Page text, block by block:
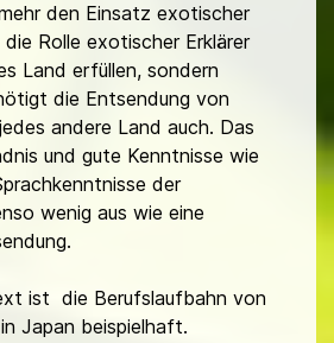
den Einsatz exotischer
Rolle exotischer Erklärer
Land erfüllen, sondern
die Entsendung von
andere Land auch. Das
und gute Kenntnisse wie
der
wenig aus wie eine
ist die Berufslaufbahn von
Japan beispielhaft.